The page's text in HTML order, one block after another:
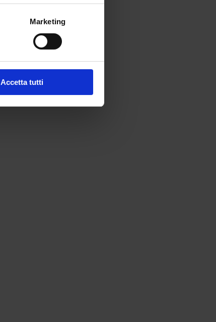
Marketing
Accetta tutti